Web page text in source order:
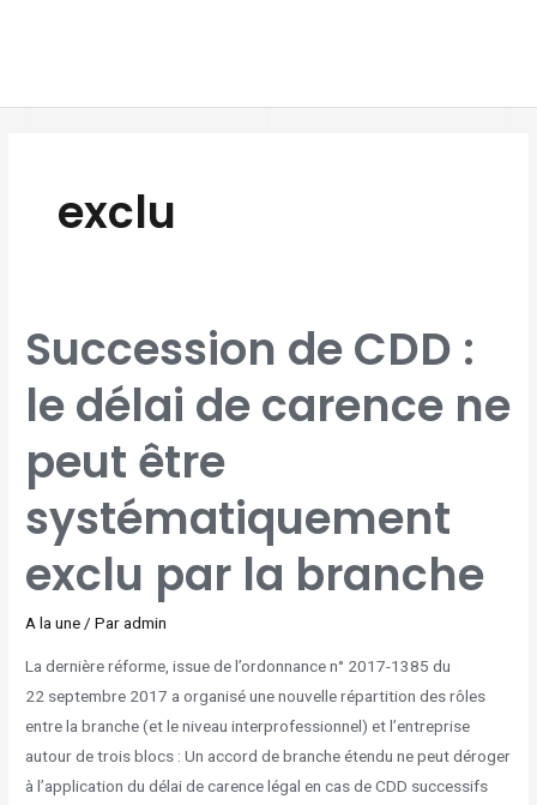
exclu
Succession de CDD :
le délai de carence ne
peut être
systématiquement
exclu par la branche
A la une/ Paradmin
La dernière réforme, issue de l’ordonnance n° 2017-1385 du
22 septembre 2017 a organisé une nouvelle répartition des rôles
entre la branche (et le niveau interprofessionnel) et l’entreprise
autour de trois blocs : Un accord de branche étendu ne peut déroger
à l’application du délai de carence légal en cas de CDD successifs
DE
CDD
:
DÉLAI
DE
CARENCE
NE
SYSTÉMATIQUEMENT
EXCLU
PAR
BRANCHE